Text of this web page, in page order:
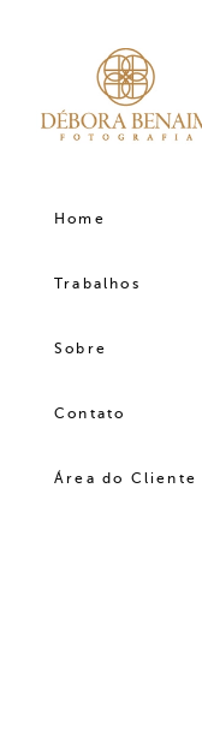
Home
Trabalhos
Sobre
Contato
Área do Cliente